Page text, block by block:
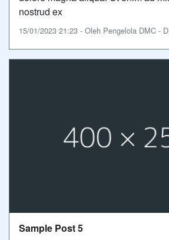
nostrud ex
15/01/2023 21:23 - Oleh Pengelola DMC -
Sample Post 5